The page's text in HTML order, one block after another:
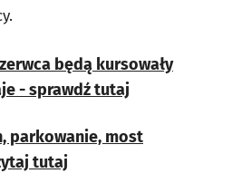
będą kursowały
- sprawdź tutaj
parkowanie, most
tutaj